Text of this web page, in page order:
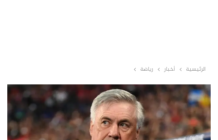
الرئيسية أخبار رياضة